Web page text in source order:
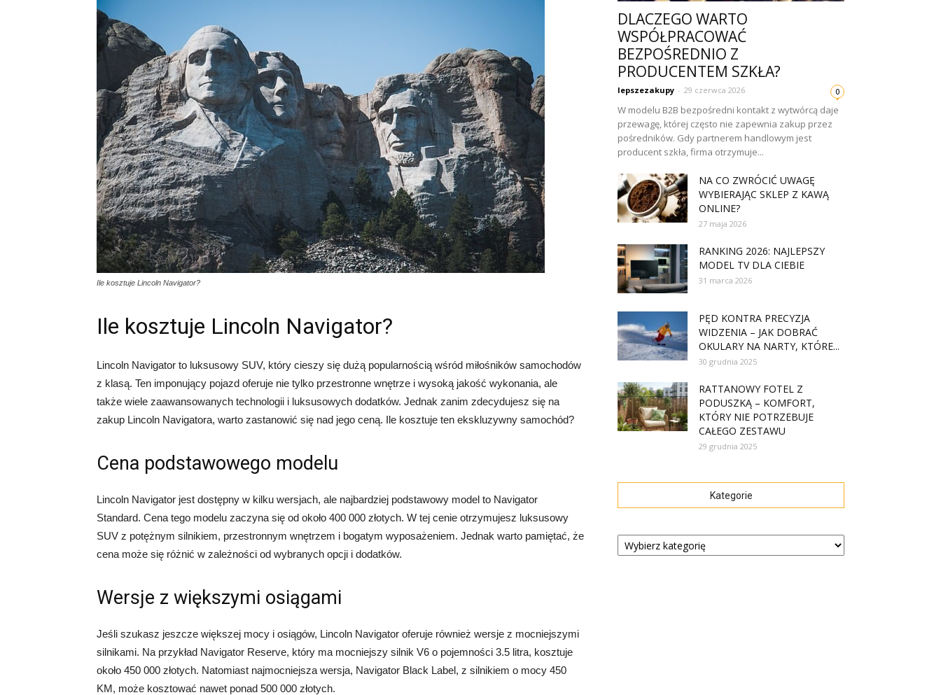
Ile kosztuje Lincoln Navigator?
Ile kosztuje Lincoln Navigator?
Lincoln Navigator to luksusowy SUV, który cieszy się dużą popularnością wśród miłośników samochodów
z klasą. Ten imponujący pojazd oferuje nie tylko przestronne wnętrze i wysoką jakość wykonania, ale
także wiele zaawansowanych technologii i luksusowych dodatków. Jednak zanim zdecydujesz się na
zakup Lincoln Navigatora, warto zastanowić się nad jego ceną. Ile kosztuje ten ekskluzywny samochód?
Cena podstawowego modelu
Lincoln Navigator jest dostępny w kilku wersjach, ale najbardziej podstawowy model to Navigator
Standard. Cena tego modelu zaczyna się od około 400 000 złotych. W tej cenie otrzymujesz luksusowy
SUV z potężnym silnikiem, przestronnym wnętrzem i bogatym wyposażeniem. Jednak warto pamiętać, że
cena może się różnić w zależności od wybranych opcji i dodatków.
Wersje z większymi osiągami
Jeśli szukasz jeszcze większej mocy i osiągów, Lincoln Navigator oferuje również wersje z mocniejszymi
silnikami. Na przykład Navigator Reserve, który ma mocniejszy silnik V6 o pojemności 3.5 litra, kosztuje
około 450 000 złotych. Natomiast najmocniejsza wersja, Navigator Black Label, z silnikiem o mocy 450
KM, może kosztować nawet ponad 500 000 złotych.
DLACZEGO WARTO
WSPÓŁPRACOWAĆ
BEZPOŚREDNIO Z
PRODUCENTEM SZKŁA?
lepszezakupy - 29 czerwca 2026 0
W modelu B2B bezpośredni kontakt z wytwórcą daje
przewagę, której często nie zapewnia zakup przez
pośredników. Gdy partnerem handlowym jest
producent szkła, firma otrzymuje...
NA CO ZWRÓCIĆ UWAGĘ
WYBIERAJĄC SKLEP Z KAWĄ
ONLINE?
27 maja 2026
RANKING 2026: NAJLEPSZY
MODEL TV DLA CIEBIE
31 marca 2026
PĘD KONTRA PRECYZJA
WIDZENIA – JAK DOBRAĆ
OKULARY NA NARTY, KTÓRE...
30 grudnia 2025
RATTANOWY FOTEL Z
PODUSZKĄ – KOMFORT,
KTÓRY NIE POTRZEBUJE
CAŁEGO ZESTAWU
29 grudnia 2025
Kategorie
Kategorie